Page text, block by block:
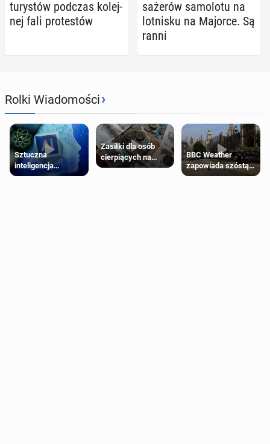
tu­ry­stów podczas ko­lej­
nej fali pro­te­stów
sa­że­rów sa­mo­lo­tu na
lot­ni­sku na Majorce. Są
ranni
Rolki Wiadomości›
Sztuczna
inteligencja
próbowała oszukać
Zasiłki dla osób
cierpiących na
schorzenia
BBC Weather
zapowiada szóstą
falę upałów w